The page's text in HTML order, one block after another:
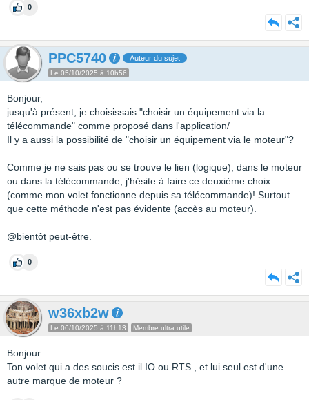
0
PPC5740 Auteur du sujet
Le 05/10/2025 à 10h56
Bonjour,
jusqu'à présent, je choisissais "choisir un équipement via la
télécommande" comme proposé dans l'application/
Il y a aussi la possibilité de "choisir un équipement via le moteur"?
Comme je ne sais pas ou se trouve le lien (logique), dans le moteur
ou dans la télécommande, j'hésite à faire ce deuxième choix.
(comme mon volet fonctionne depuis sa télécommande)! Surtout
que cette méthode n'est pas évidente (accès au moteur).
@bientôt peut-être.
0
w36xb2w
Le 06/10/2025 à 11h13 Membre ultra utile
Bonjour
Ton volet qui a des soucis est il IO ou RTS , et lui seul est d'une
autre marque de moteur ?